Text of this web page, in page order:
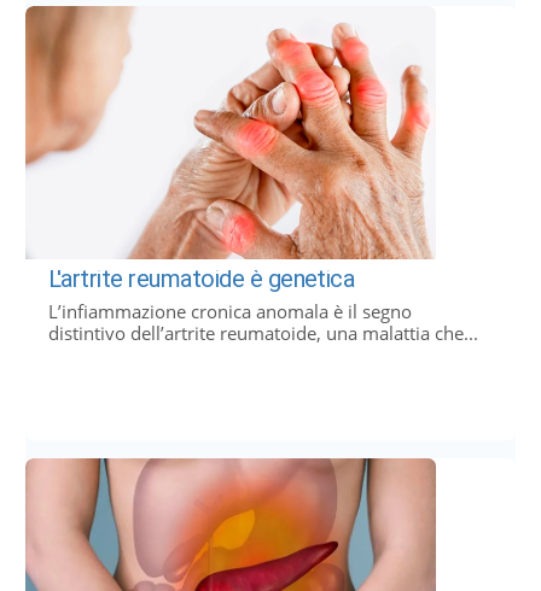
L'artrite reumatoide è genetica
L’infiammazione cronica anomala è il segno
distintivo dell’artrite reumatoide, una malattia che...